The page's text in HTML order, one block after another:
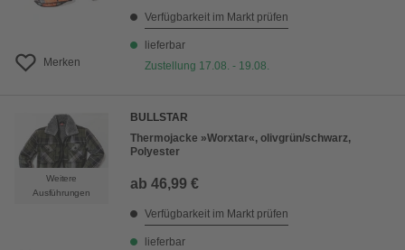
Merken
Verfügbarkeit im Markt prüfen
lieferbar
Zustellung 17.08. - 19.08.
Weitere
Ausführungen
BULLSTAR
Thermojacke »Worxtar«, olivgrün/schwarz,
Polyester
ab 46,99 €
Verfügbarkeit im Markt prüfen
lieferbar